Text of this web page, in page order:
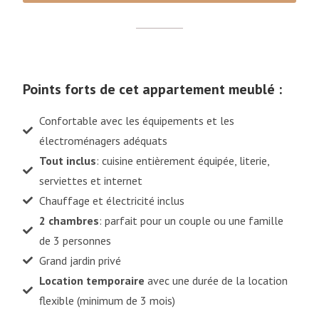
Points forts de cet appartement meublé :
Confortable avec les équipements et les
électroménagers adéquats
Tout inclus: cuisine entièrement équipée, literie,
serviettes et internet
Chauffage et électricité inclus
2 chambres: parfait pour un couple ou une famille
de 3 personnes
Grand jardin privé
Location temporaire avec une durée de la location
flexible (minimum de 3 mois)